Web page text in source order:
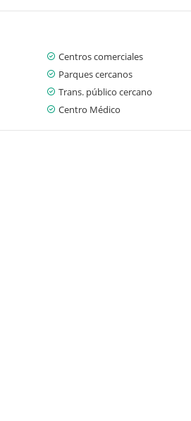
Centros comerciales
Parques cercanos
Trans. público cercano
Centro Médico